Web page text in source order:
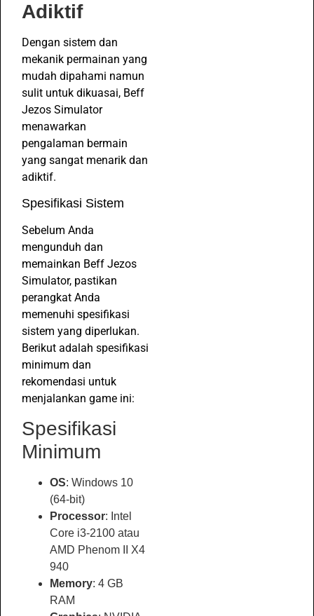
Adiktif
Dengan sistem dan
mekanik permainan yang
mudah dipahami namun
sulit untuk dikuasai, Beff
Jezos Simulator
menawarkan
pengalaman bermain
yang sangat menarik dan
adiktif.
Spesifikasi Sistem
Sebelum Anda
mengunduh dan
memainkan Beff Jezos
Simulator, pastikan
perangkat Anda
memenuhi spesifikasi
sistem yang diperlukan.
Berikut adalah spesifikasi
minimum dan
rekomendasi untuk
menjalankan game ini:
Spesifikasi
Minimum
OS: Windows 10
(64-bit)
Processor: Intel
Core i3-2100 atau
AMD Phenom II X4
940
Memory: 4 GB
RAM